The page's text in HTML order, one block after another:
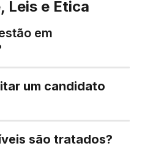
Leis e Ética
em
um candidato
são tratados?